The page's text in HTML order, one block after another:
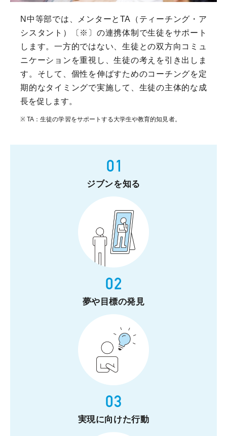
N中等部では、メンターとTA（ティーチング・ア
シスタント）〔※〕の連携体制で生徒をサポート
します。一方的ではない、生徒との双方向コミュ
ニケーションを重視し、生徒の考えを引き出しま
す。そして、個性を伸ばすためのコーチングを定
期的なタイミングで実施して、生徒の主体的な成
長を促します。
※ TA：生徒の学習をサポートする大学生や教育的知見者。
ジブンを知る
夢や目標の発見
実現に向けた行動